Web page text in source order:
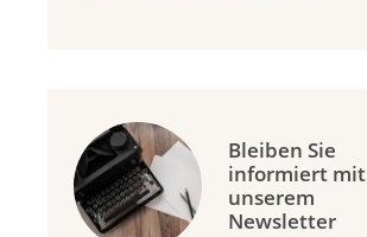
Bleiben Sie
informiert mit
unserem
Newsletter